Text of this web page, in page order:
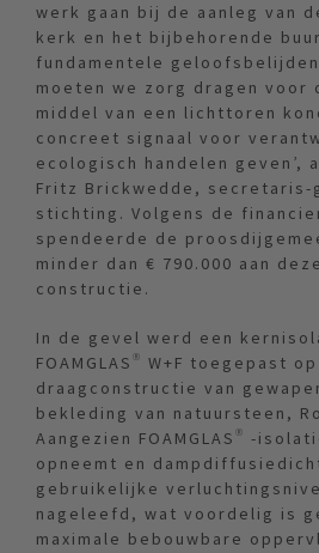
werk gaan bij de aanleg van
kerk en het bijbehorende
fundamentele
moeten we zorg dragen voor
middel van een lichttoren
concreet signaal voor
ecologisch handelen geven’,
Fritz Brickwedde, secretaris-
stichting. Volgens de
spendeerde de
minder dan € 790.000 aan
constructie.
In de gevel werd een
FOAMGLAS® W+F toegepast
draagconstructie van
bekleding van natuursteen,
Aangezien FOAMGLAS® -
opneemt en
gebruikelijke
nageleefd, wat voordelig is
maximale bebouwbare